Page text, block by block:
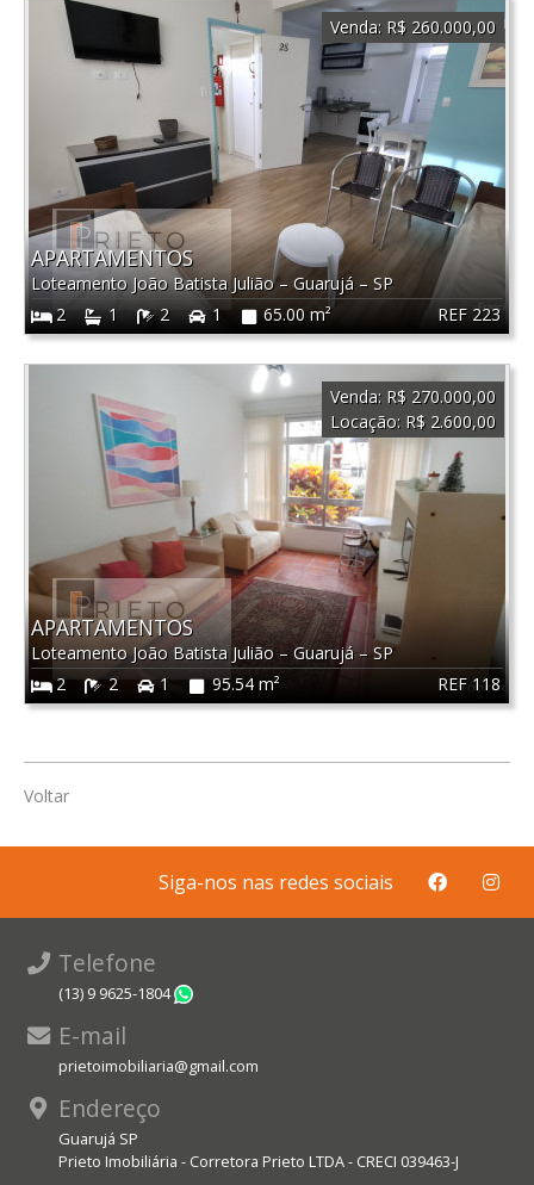
REF 223
APARTAMENTOS
Loteamento João Batista Julião– Guarujá – SP
2
1 2 1 65.00 m²
Venda: R$ 260.000,00
REF 118
APARTAMENTOS
Loteamento João Batista Julião– Guarujá–SP
2
2 1 95.54 m²
Venda: R$ 270.000,00
Locação: R$ 2.600,00
Voltar
Siga-nos nas redes sociais
Telefone
(13) 9 9625-1804
E-mail
prietoimobiliaria@gmail.com
Endereço
Guarujá SP
Prieto Imobiliária - Corretora Prieto LTDA - CRECI 039463-J